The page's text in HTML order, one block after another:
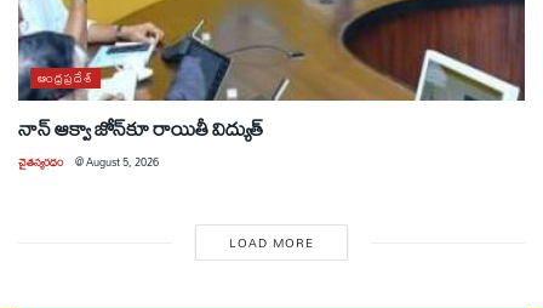
ఆంధ్రప్రదేశ్
నాన్ ఆక్వా జోన్‌కూ రాయితీ విద్యుత్
చైతన్యరధం @August 5, 2026
LOAD MORE